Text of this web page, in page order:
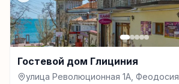
Гостевой дом Глициния
улица Революционная 1А, Феодосия